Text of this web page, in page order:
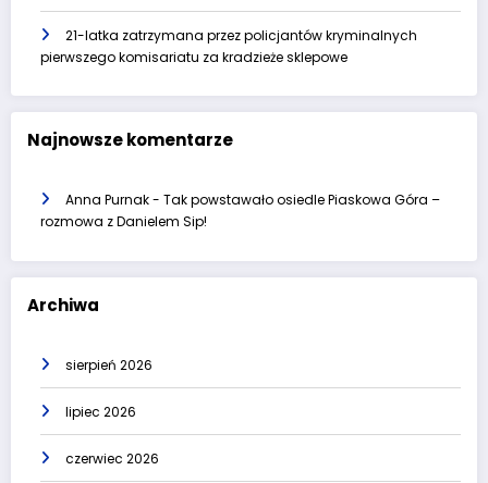
21-latka zatrzymana przez policjantów kryminalnych
pierwszego komisariatu za kradzieże sklepowe
Najnowsze komentarze
Anna Purnak- Tak powstawało osiedle Piaskowa Góra –
rozmowa z Danielem Sip!
Archiwa
sierpień 2026
lipiec 2026
czerwiec 2026